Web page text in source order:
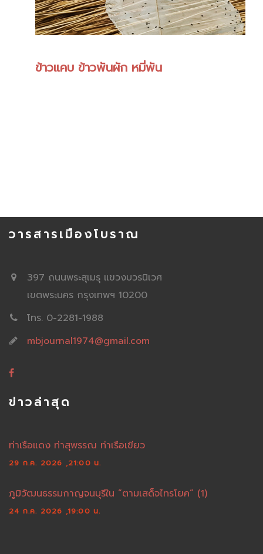
ข้าวแคบ ข้าวพันผัก หมี่พัน
วารสารเมืองโบราณ
397 ถนนพระสุเมรุ แขวงบวรนิเวศ
เขตพระนคร กรุงเทพฯ 10200
โทร. 0-2281-1988
mbjournal1974@gmail.com
ข่าวล่าสุด
ท่าเรือแดง ท่าสุพรรณ ท่าเรือเขียว
29 ก.ค. 2026 ,21:00 น.
ภูมิวัฒนธรรมกาญจนบุรีใน “ตามเสด็จไทรโยค” (1)
24 ก.ค. 2026 ,19:00 น.